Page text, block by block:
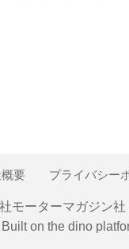
要 プライバシー
モーターマガジン社
Built on the dino